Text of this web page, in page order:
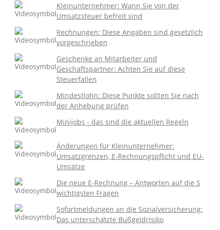
Kleinunternehmer: Wann Sie von der
Umsatzsteuer befreit sind
Rechnungen: Diese Angaben sind gesetzlich
vorgeschrieben
Geschenke an Mitarbeiter und
Geschäftspartner: Achten Sie auf diese
Steuerfallen
Mindestlohn: Diese Punkte sollten Sie nach
der Anhebung prüfen
Minijobs - das sind die aktuellen Regeln
Änderungen für Kleinunternehmer:
Umsatzgrenzen, E-Rechnungspflicht und EU-
Umsätze
Die neue E-Rechnung – Antworten auf die 5
wichtigsten Fragen
Sofortmeldungen an die Sozialversicherung:
Das unterschätzte Bußgeldrisiko